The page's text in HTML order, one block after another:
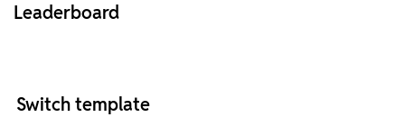
Leaderboard
Switch template